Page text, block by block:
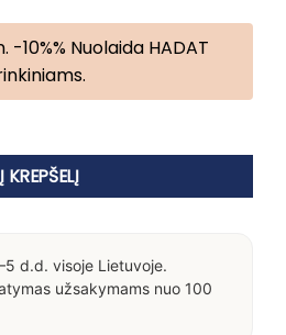
10%% Nuolaida HADAT
Cosmetics Hydro Deep Repair
Į KREPŠELĮ
d.d. visoje Lietuvoje.
užsakymams nuo 100